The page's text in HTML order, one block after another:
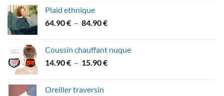
à
Plaid ethnique
64.90€ – 84.90€Plage
64.90 €
à
Coussin chauffant nuque
14.90€ – 15.90€Plage
Oreiller traversin